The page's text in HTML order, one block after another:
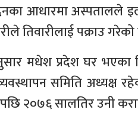
आधारमा अस्पतालले
तिवारीलाई पक्राउ गरेको
मधेश प्रदेश घर भएका
समिति अध्यक्ष
२०७६ सालतिर उनी